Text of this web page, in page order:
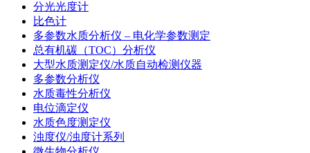
分光光度计
比色计
多参数水质分析仪 – 电化学参数测定
总有机碳（TOC）分析仪
大型水质测定仪/水质自动检测仪器
多参数分析仪
水质毒性分析仪
电位滴定仪
水质色度测定仪
浊度仪/浊度计系列